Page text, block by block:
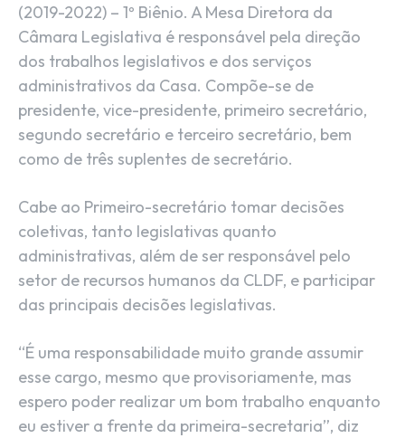
(2019-2022) – 1º Biênio. A Mesa Diretora da
Câmara Legislativa é responsável pela direção
dos trabalhos legislativos e dos serviços
administrativos da Casa. Compõe-se de
presidente, vice-presidente, primeiro secretário,
segundo secretário e terceiro secretário, bem
como de três suplentes de secretário.
Cabe ao Primeiro-secretário tomar decisões
coletivas, tanto legislativas quanto
administrativas, além de ser responsável pelo
setor de recursos humanos da CLDF, e participar
das principais decisões legislativas.
“É uma responsabilidade muito grande assumir
esse cargo, mesmo que provisoriamente, mas
espero poder realizar um bom trabalho enquanto
eu estiver a frente da primeira-secretaria”, diz